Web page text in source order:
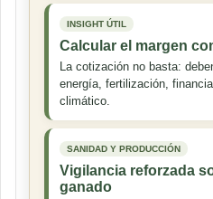
INSIGHT ÚTIL
Calcular el margen
La cotización no basta:
energía, fertilización,
climático.
SANIDAD Y PRODUCCIÓN
Vigilancia reforzada
ganado